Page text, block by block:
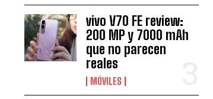
vivo V70 FE review:
200 MP y 7000 mAh
que no parecen
reales
MÓVILES